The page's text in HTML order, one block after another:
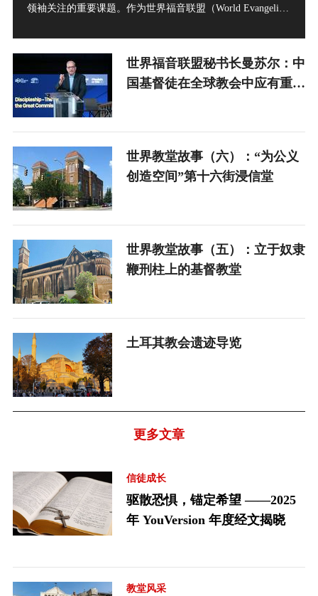
领袖关注的重要课题。作为世界福音联盟（World Evangelical
Alliance，WCA）自2023年成立以来，正尝试搭建这样一座
桥梁。
世界福音联盟秘书长曼苏尔：中
国基督徒在全球教会中应有重要
世界教堂故事（六）：“为公义
创造空间”第十六街浸信堂
世界教堂故事（五）：立于奴隶
鞭刑柱上的基督教堂
土耳其教会遗迹导览
更多文章
信徒成长
驱散恐惧，锚定希望 ——2025
年 YouVersion 年度经文揭晓
教堂风采